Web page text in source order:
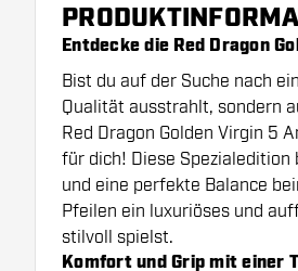
Entdecke die Red Dragon
Bist du auf der Suche nach
Qualität ausstrahlt, sondern
Red Dragon Golden Virgin 5
für dich! Diese Spezialedition
und eine perfekte Balance
Pfeilen ein luxuriöses und
stilvoll spielst.
Komfort und Grip mit einer